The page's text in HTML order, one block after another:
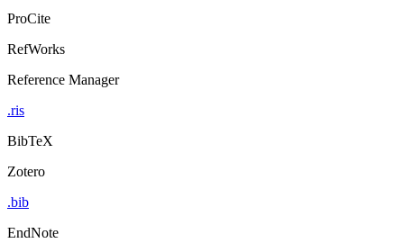
ProCite
RefWorks
Reference Manager
.ris
BibTeX
Zotero
.bib
EndNote